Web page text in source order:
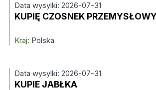
Data wysylki: 2026-07-31
KUPIĘ CZOSNEK PRZEMYSŁOWY
Kraj: Polska
Data wysylki: 2026-07-31
KUPIE JABŁKA